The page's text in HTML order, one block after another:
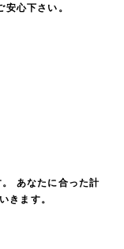
心下さい。
あなたに合った計
きます。